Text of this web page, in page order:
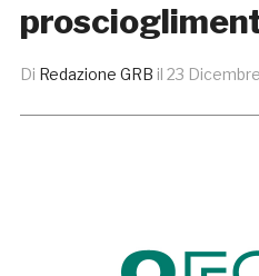
Di Redazione GRB il 23